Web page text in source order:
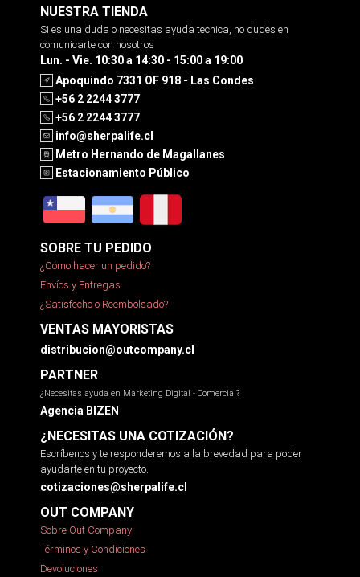
NUESTRA TIENDA
Si es una duda o necesitas ayuda tecnica, no dudes en
comunicarte con nosotros
Lun. - Vie. 10:30 a 14:30 - 15:00 a 19:00
Apoquindo 7331 OF 918 - Las Condes
+56 2 2244 3777
+56 2 2244 3777
info@sherpalife.cl
Metro Hernando de Magallanes
Estacionamiento Público
SOBRE TU PEDIDO
¿Cómo hacer un pedido?
Envíos y Entregas
¿Satisfecho o Reembolsado?
VENTAS MAYORISTAS
distribucion@outcompany.cl
PARTNER
¿Necesitas ayuda en Marketing Digital - Comercial?
Agencia BIZEN
¿NECESITAS UNA COTIZACIÓN?
Escríbenos y te responderemos a la brevedad para poder
ayudarte en tu proyecto.
cotizaciones@sherpalife.cl
OUT COMPANY
Sobre Out Company
Términos y Condiciones
Devoluciones